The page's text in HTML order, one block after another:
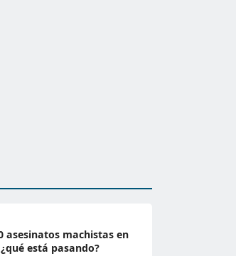
asesinatos machistas en
está pasando?